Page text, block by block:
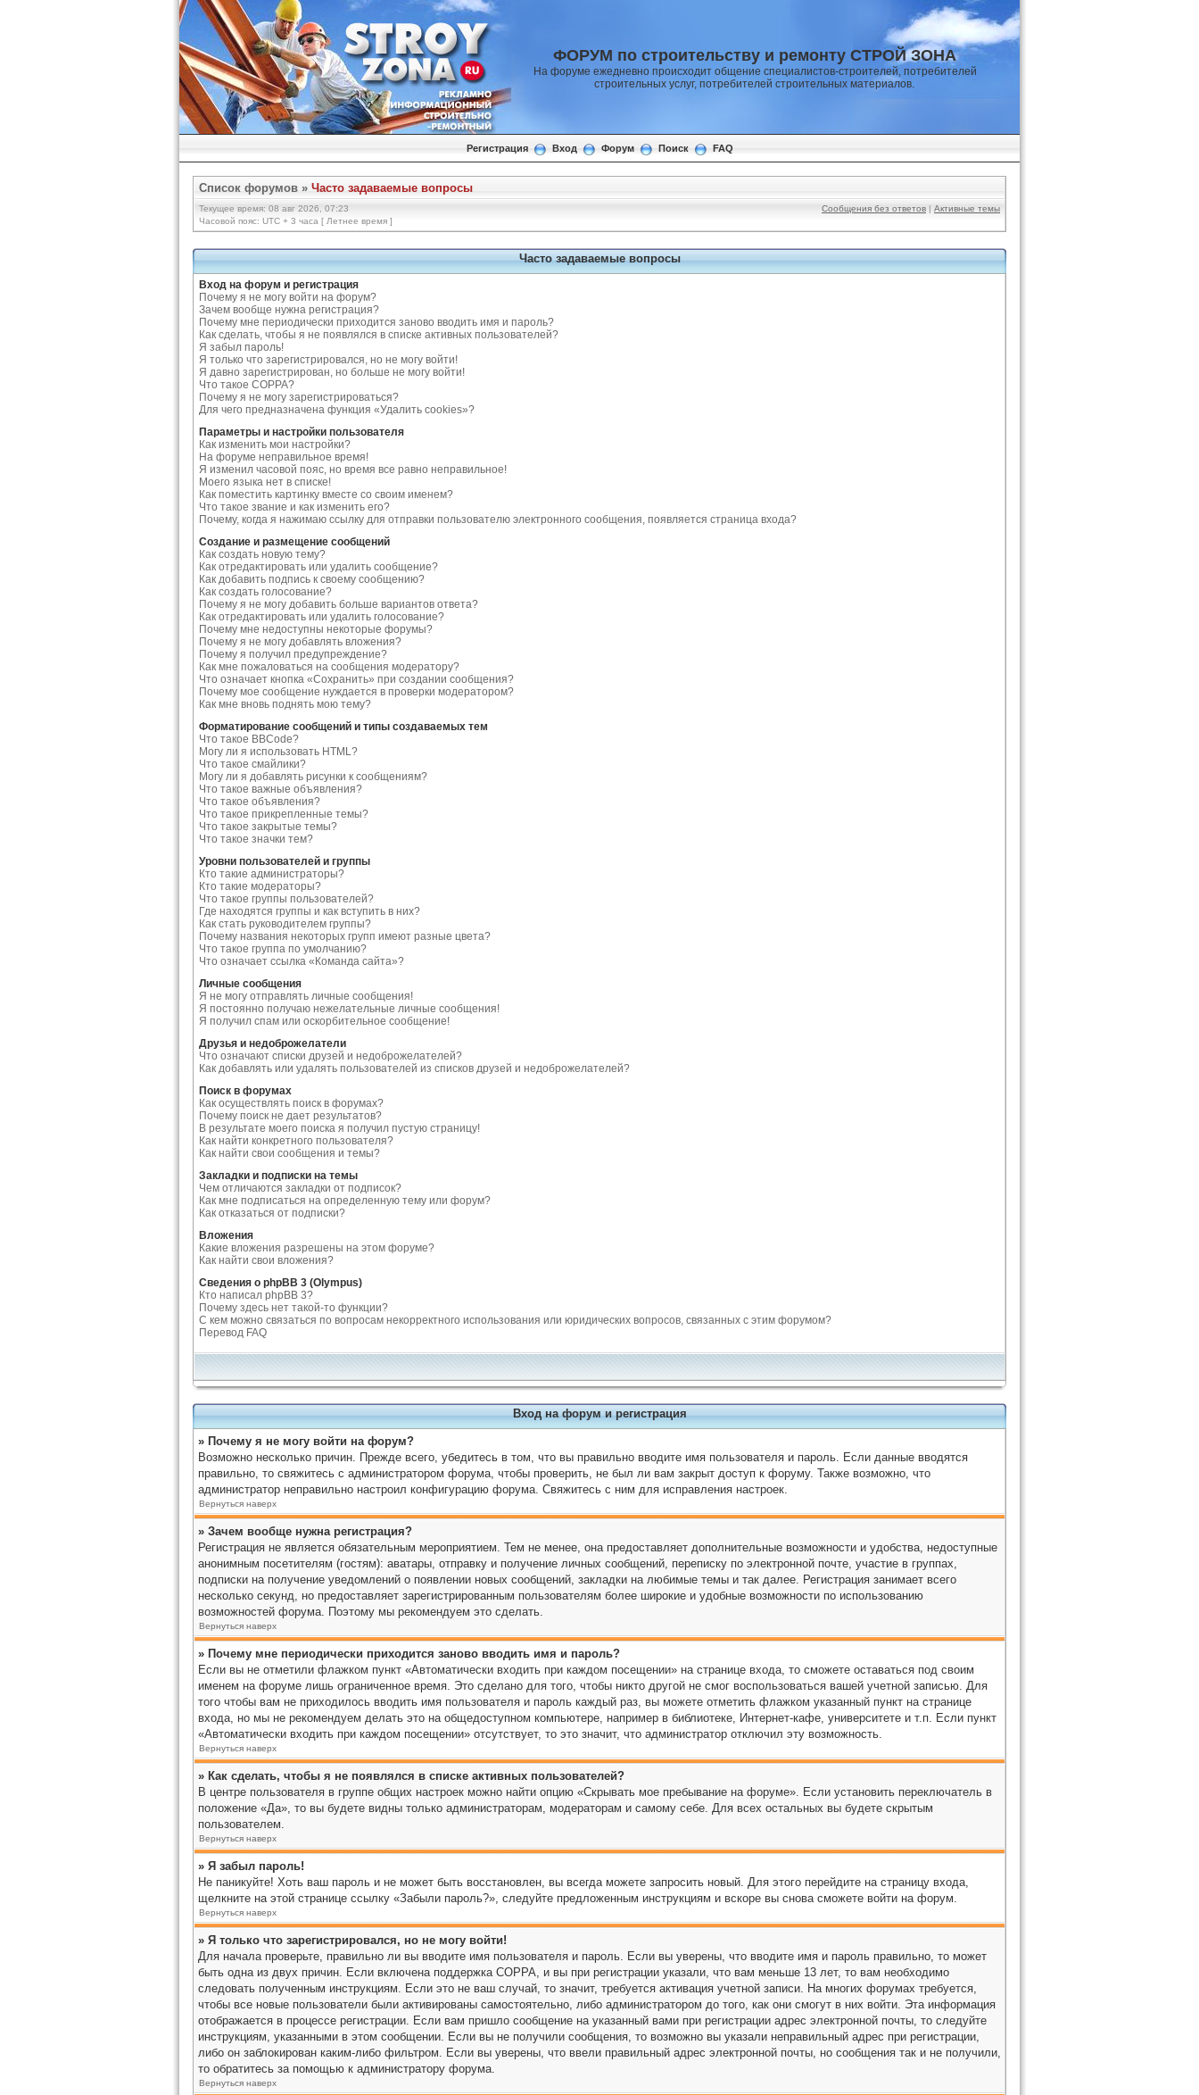
ФОРУМ по строительству и ремонту СТРОЙ ЗОНА
На форуме ежедневно происходит общение специалистов-строителей, потребителей
строительных услуг, потребителей строительных материалов.
Регистрация Вход Форум Поиск FAQ
Список форумов » Часто задаваемые вопросы
Текущее время: 08 авг 2026, 07:23
Часовой пояс: UTC + 3 часа [ Летнее время ]
Сообщения без ответов | Активные темы
Часто задаваемые вопросы
Вход на форум и регистрация
Почему я не могу войти на форум?
Зачем вообще нужна регистрация?
Почему мне периодически приходится заново вводить имя и пароль?
Как сделать, чтобы я не появлялся в списке активных пользователей?
Я забыл пароль!
Я только что зарегистрировался, но не могу войти!
Я давно зарегистрирован, но больше не могу войти!
Что такое COPPA?
Почему я не могу зарегистрироваться?
Для чего предназначена функция «Удалить cookies»?
Параметры и настройки пользователя
Как изменить мои настройки?
На форуме неправильное время!
Я изменил часовой пояс, но время все равно неправильное!
Моего языка нет в списке!
Как поместить картинку вместе со своим именем?
Что такое звание и как изменить его?
Почему, когда я нажимаю ссылку для отправки пользователю электронного сообщения, появляется страница входа?
Создание и размещение сообщений
Как создать новую тему?
Как отредактировать или удалить сообщение?
Как добавить подпись к своему сообщению?
Как создать голосование?
Почему я не могу добавить больше вариантов ответа?
Как отредактировать или удалить голосование?
Почему мне недоступны некоторые форумы?
Почему я не могу добавлять вложения?
Почему я получил предупреждение?
Как мне пожаловаться на сообщения модератору?
Что означает кнопка «Сохранить» при создании сообщения?
Почему мое сообщение нуждается в проверки модератором?
Как мне вновь поднять мою тему?
Форматирование сообщений и типы создаваемых тем
Что такое BBCode?
Могу ли я использовать HTML?
Что такое смайлики?
Могу ли я добавлять рисунки к сообщениям?
Что такое важные объявления?
Что такое объявления?
Что такое прикрепленные темы?
Что такое закрытые темы?
Что такое значки тем?
Уровни пользователей и группы
Кто такие администраторы?
Кто такие модераторы?
Что такое группы пользователей?
Где находятся группы и как вступить в них?
Как стать руководителем группы?
Почему названия некоторых групп имеют разные цвета?
Что такое группа по умолчанию?
Что означает ссылка «Команда сайта»?
Личные сообщения
Я не могу отправлять личные сообщения!
Я постоянно получаю нежелательные личные сообщения!
Я получил спам или оскорбительное сообщение!
Друзья и недоброжелатели
Что означают списки друзей и недоброжелателей?
Как добавлять или удалять пользователей из списков друзей и недоброжелателей?
Поиск в форумах
Как осуществлять поиск в форумах?
Почему поиск не дает результатов?
В результате моего поиска я получил пустую страницу!
Как найти конкретного пользователя?
Как найти свои сообщения и темы?
Закладки и подписки на темы
Чем отличаются закладки от подписок?
Как мне подписаться на определенную тему или форум?
Как отказаться от подписки?
Вложения
Какие вложения разрешены на этом форуме?
Как найти свои вложения?
Сведения о phpBB 3 (Olympus)
Кто написал phpBB 3?
Почему здесь нет такой-то функции?
С кем можно связаться по вопросам некорректного использования или юридических вопросов, связанных с этим форумом?
Перевод FAQ
Вход на форум и регистрация
» Почему я не могу войти на форум?
Возможно несколько причин. Прежде всего, убедитесь в том, что вы правильно вводите имя пользователя и пароль. Если данные вводятся
правильно, то свяжитесь с администратором форума, чтобы проверить, не был ли вам закрыт доступ к форуму. Также возможно, что
администратор неправильно настроил конфигурацию форума. Свяжитесь с ним для исправления настроек.
Вернуться наверх
» Зачем вообще нужна регистрация?
Регистрация не является обязательным мероприятием. Тем не менее, она предоставляет дополнительные возможности и удобства, недоступные
анонимным посетителям (гостям): аватары, отправку и получение личных сообщений, переписку по электронной почте, участие в группах,
подписки на получение уведомлений о появлении новых сообщений, закладки на любимые темы и так далее. Регистрация занимает всего
несколько секунд, но предоставляет зарегистрированным пользователям более широкие и удобные возможности по использованию
возможностей форума. Поэтому мы рекомендуем это сделать.
Вернуться наверх
» Почему мне периодически приходится заново вводить имя и пароль?
Если вы не отметили флажком пункт «Автоматически входить при каждом посещении» на странице входа, то сможете оставаться под своим
именем на форуме лишь ограниченное время. Это сделано для того, чтобы никто другой не смог воспользоваться вашей учетной записью. Для
того чтобы вам не приходилось вводить имя пользователя и пароль каждый раз, вы можете отметить флажком указанный пункт на странице
входа, но мы не рекомендуем делать это на общедоступном компьютере, например в библиотеке, Интернет-кафе, университете и т.п. Если пункт
«Автоматически входить при каждом посещении» отсутствует, то это значит, что администратор отключил эту возможность.
Вернуться наверх
» Как сделать, чтобы я не появлялся в списке активных пользователей?
В центре пользователя в группе общих настроек можно найти опцию «Скрывать мое пребывание на форуме». Если установить переключатель в
положение «Да», то вы будете видны только администраторам, модераторам и самому себе. Для всех остальных вы будете скрытым
пользователем.
Вернуться наверх
» Я забыл пароль!
Не паникуйте! Хоть ваш пароль и не может быть восстановлен, вы всегда можете запросить новый. Для этого перейдите на страницу входа,
щелкните на этой странице ссылку «Забыли пароль?», следуйте предложенным инструкциям и вскоре вы снова сможете войти на форум.
Вернуться наверх
» Я только что зарегистрировался, но не могу войти!
Для начала проверьте, правильно ли вы вводите имя пользователя и пароль. Если вы уверены, что вводите имя и пароль правильно, то может
быть одна из двух причин. Если включена поддержка COPPA, и вы при регистрации указали, что вам меньше 13 лет, то вам необходимо
следовать полученным инструкциям. Если это не ваш случай, то значит, требуется активация учетной записи. На многих форумах требуется,
чтобы все новые пользователи были активированы самостоятельно, либо администратором до того, как они смогут в них войти. Эта информация
отображается в процессе регистрации. Если вам пришло сообщение на указанный вами при регистрации адрес электронной почты, то следуйте
инструкциям, указанными в этом сообщении. Если вы не получили сообщения, то возможно вы указали неправильный адрес при регистрации,
либо он заблокирован каким-либо фильтром. Если вы уверены, что ввели правильный адрес электронной почты, но сообщения так и не получили,
то обратитесь за помощью к администратору форума.
Вернуться наверх